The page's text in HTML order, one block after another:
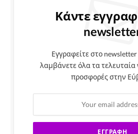
Κάντε
Εγγραφείτε στο
λαμβάνετε όλα τα τελευταία
προσφορές στην